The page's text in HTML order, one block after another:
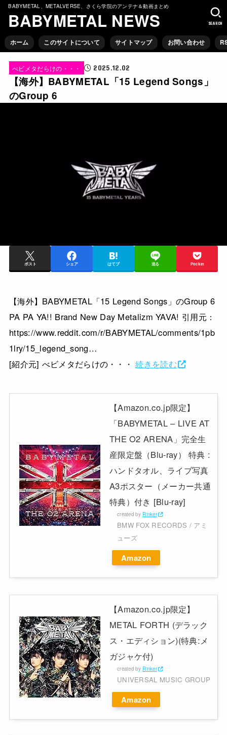
BABYMETAL、METALVERSE、さくら学院のアンテナ＆動画まとめ
BABYMETAL NEWS
ホーム このサイトについて サイトマップ お問い合わせ
SEARCH
べビメタだらけの・・・ 2025.12.02
【海外】BABYMETAL「15 Legend Songs」
のGroup 6
ポスト シェア はてブ 送る Pocket
【海外】BABYMETAL「15 Legend Songs」のGroup 6
PA PA YA!! Brand New Day Metalizm YAVA! 引用元：
https://www.reddit.com/r/BABYMETAL/comments/1pb
1lry/15_legend_song…
[紹介元] べビメタだらけの・・・続きを読む
【Amazon.co.jp限定】
「BABYMETAL – LIVE AT
THE O2 ARENA」完全生
産限定盤（Blu-ray） 特典 :
ハンドタオル、ライブ写真
A3ポスター（メーカー共通
特典）付き [Blu-ray]
created by Rinker
BMW FOX RECORDS / アミ
ューズ
Amazon
【Amazon.co.jp限定】
METAL FORTH (デラック
ス・エディション)(特典:メ
ガジャケ付)
created by Rinker
UNIVERSAL MUSIC GROUP
Amazon